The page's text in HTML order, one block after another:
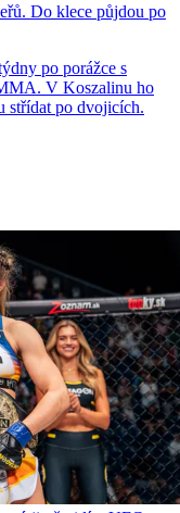
Do klece půjdou po
po porážce s
V Koszalinu ho
střídat po dvojicích.